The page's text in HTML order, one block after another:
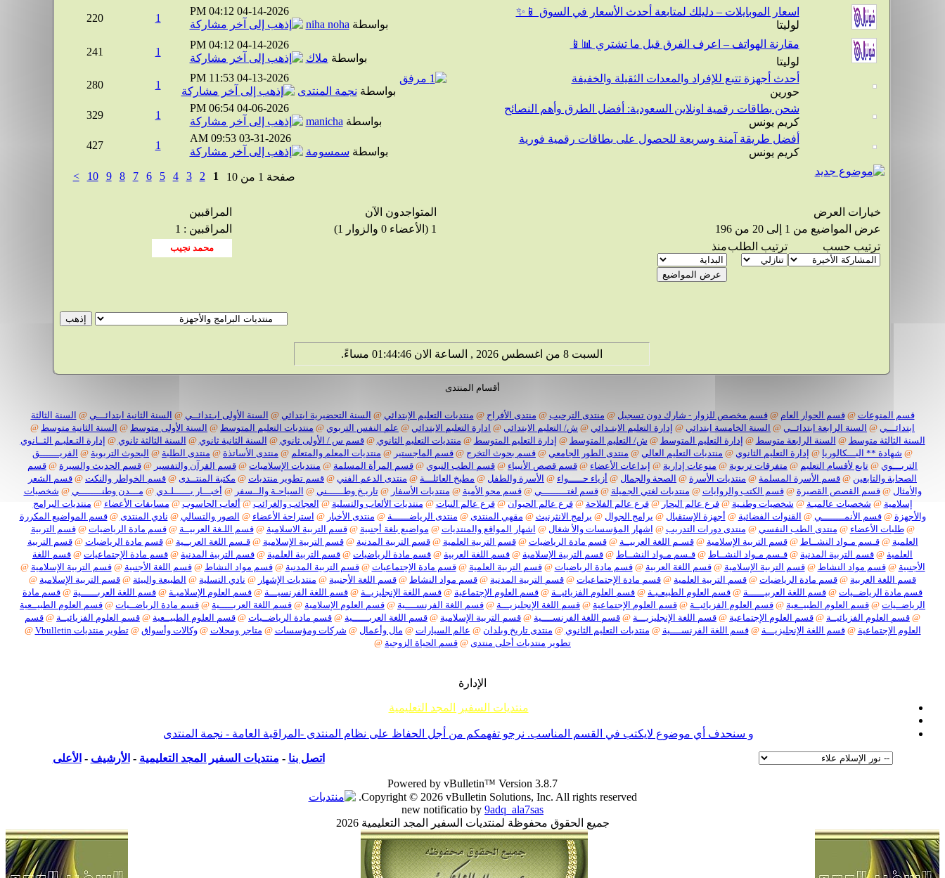
اسعار الموبايلات – دليلك لمتابعة أحدث الأسعار في السوق 📱✨
لوليتا
04-14-2026
04:12 PM
بواسطة niha noha
1
220
مقارنة الهواتف – اعرف الفرق قبل ما تشتري 📊📱
لوليتا
04-14-2026
04:12 PM
بواسطة ملاك
1
241
أحدث أجهزة تتبع للإفراد والمعدات الثقيلة والخفيفة
حورين
04-13-2026
11:53 PM
بواسطة نجمة المنتدى
1
280
شحن بطاقات رقمية اونلاين السعودية: أفضل الطرق وأهم النصائح
كريم يونس
04-06-2026
06:54 PM
بواسطة manicha
1
329
أفضل طريقة آمنة وسريعة للحصول على بطاقات رقمية فورية
كريم يونس
03-31-2026
09:53 AM
بواسطة سمسومة
1
427
صفحة 1 من 10 1
2
3
4
5
6
7
8
9
10
>
خيارات العرض المتواجدون الآن
المراقبين
عرض المواضيع من 1 إلى 20 من 196
1 (الأعضاء 0 والزوار 1)
المراقبين : 1
ترتيب حسب
ترتيب الطلبمنذ
السبت 8 من اغسطس 2026 , الساعة الان 01:44:47 مساءً.
أقسام المنتدى
قسم المنوعات @قسم الحوار العام @قسم مخصص للزوار - شارك دون تسجيل @ منتدى الترحيب @ منتدى الأفراح @ منتديات التعليم الإبتدائي @ السنة التحضيرية ابتدائي @ السنة الأولى ابـتدائــي @ السنة الثانية ابتدائـــي @ السنة الثالثة
ابتدائـــي @ السنة الرابعة ابتدائــي @ السنة الخامسة ابتدائي @ إدارة التعليم الابتـدائي @ ش/ التعليم الابتدائي @ ادارة التعليم الابتدائي @ علم النفس التربوي @ منتديات التعليم المتوسط @ السنة الأولى متوسط @ السنة الثانية متوسط @
السنة الثالثة متوسط @ السنة الرابعة متوسط @ إدارة التعليم المتوسط @ ش/ التعليم المتوسط @ إدارة التعليم المتوسط @ منتديات التعليم الثانوي @قسم س / الأولى ثانوي @ السنة الثانية ثانوي @ السنة الثالثة ثانوي @ إدارة التـعليـم الثــانوي
@ شهادة ** البـــكالوريا @ إدارة التعليم الثانوي @ منتديات التعليم العالي @ منتدى الطور الجامعي @ قسم بحوث التخرج @ قسم الماجستير @ منتديات المعلم والمتعلم @ منتدى الأساتذة @ منتدى الطلبة @ البحوث التربوية @ الفريـــــــق
التربـــوي @ تابع لأقسام التعليم @ متفرقات تربوية @ منوعات إدارية @ إبداعات الأعضاء @ قسم قصص الأنبياء @ قسم الطب النبوي @ قسم المرأة المسلمة @ منتديات الإسلاميات @ قسم القرآن والتفسير @ قسم الحديث والسيرة @ قسم
الصحابة والتابعين @ قسم الأسرة المسلمة @ منتديات الأسرة @ الصحة والجمال @ أزياء حـــــواء @ الأسرة والطفل @ مطبخ العائلـــة @ منتدى الدعم الفني @ قسم تطوير منتديات @ مكتبة المنتــدى @ قسم الخواطر والنكت @ قسم الشعر
والأمثال @قسم القصص القصيرة @قسم الكتب والروايات @ منتديات لغتي الجميلة @قسم لغتـــــــــي @قسم محو الأمية @ منتديات الأسفار @تاريـخ وطــــــني @ السياحـة والــسفر @ أخبـــار بــــــلـدي @ مـــدن وطنــــــــي @ شخصيات
إسلامية @ شخصيات عالميـة @ شخصيات وطنـية @فرع عالم البحار @فرع عالم الفلاحة @فرع عالم الحيوان @فرع عالم النبات @ منتديات الألعاب والتسلية @ العجائب والغرائب @ ألعاب الحاسوب @ مسابقات الأعضاء @ منتديات البرامج
والأجهزة @قسم الأنمــــــــي @ القنوات الفضائية @ أجهزة الإستقبال @ برامج الجوال @ برامج الانثرنيث @ مقهي المنتدى @ منتدى الرياضــــــة @ منتدى الأخبار @ استراحة الأعضاء @ الصور والتسالي @ نادي المنتدى @قسم المواضيع المكررة
@طلبات الأعضاء @ منتدى الطب النفسي @ منتدى دورات التدريب @ اشهار المؤسسات والأ شغال @ اشهار المواقع والمنتديات @ مواضيع بلغة أجنبية @قسم التربية الاسلامية @قسم اللـغة العربيــة @قسم مادة الرياضيات @قسم التربية
العلمية @قـسم مـواد النشــاط @قسم التربية الإسلامية @قسـم اللغة العربيــة @قسم مادة الرياضيات @قسم التربية العلمية @قسم التربية المدنية @قسم التربية الإسلامية @قـسم اللغة العربــية @قسم مادة الرياضيات @قسم التربية
العلمية @ قسم التربية المدنية @ قـسم مـواد النشــاط @ قـسم مـواد النشــاط @ قسم التربية الإسلامية @ قسم اللغة العربية @ قسم مادة الرياضيات @ قسم التربية العلمية @ قسم التربية المدنية @ قسم مادة الإجتماعيات @ قسم اللغة
الأجنبية @قسم مواد النشاط @قسم التربية الإسلامية @قسم اللغة العربية @قسم مادة الرياضيات @قسم التربية العلمية @قسم مادة الإجتماعيات @قسم التربية المدنية @قسم مواد النشاط @قسم اللغة الأجنبية @قسم التربية الإسلامية @
قسم اللغة العربية @ قسم مادة الرياضيات @ قسم التربية العلمية @ قسم مادة الإجتماعيات @ قسم التربية المدنية @ قسم مواد النشاط @ قسم اللغة الأجنبية @ منتديات الإشهار @ نادي التسلية @ الطبيعة والبيئة @ قسم التربية الإسلامية @
قسم مادة الرياضــيات @ قسم اللغة العربيــــــة @ قسم العلوم الطبيعـيـة @ قسم العلوم الفزيائيــة @ قسم العلوم الإجتماعية @ قسم اللغة الإنجليزيــة @ قسم اللغة الفرنسيـــة @ قسم العلوم الإسلاميـة @ قسم اللغة العربــــــية @ قسم مادة
الرياضــيات @ قسم العلوم الطبيــعية @ قسم العلوم الفزيائيــة @ قسم العلوم الإجتماعية @ قسم اللغة الإنجليزيـــة @ قسم اللغة الفرنســــية @ قسم العلوم الإسلامية @ قسم اللغة العربـــــية @ قسم مادة الرياضــيات @ قسم العلوم الطبيــعية
@ قسم العلوم الفزيائيــة @ قسم العلوم الإجتماعية @ قسم اللغة الإنجليزيـــة @ قسم اللغة الفرنســــية @ قسم التربية الإسلامية @ قسم اللغة العربــــــية @ قسم مادة الرياضــيات @ قسم العلوم الطبيــعية @ قسم العلوم الفزيائيــة @ قسم
العلوم الإجتماعية @قسم اللغة الإنجليزيـــة @قسم اللغة الفرنســــية @ منتديات التعليم الثانوي @ منتدى تاريخ وبلدان @ عالم السيارات @ مال وأعمال @ شركات ومؤسسات @ متاجر ومحلات @وكالات وأسواق @تطوير منتديات Vbulletin
@
تطوير منتديات أحلى منتدى @ قسم الحياة الزوجية @
الإدارة
منتديات السفير المجد التعليمية
و سنحدف أي موضوع لايكتب في القسم المناسب. نرجو تفهمكم من أجل الحفاظ على نظام المنتدى -المراقبة العامة - نجمة المنتدى
اتصل بنا - منتديات السفير المجد التعليمية - الأرشيف - الأعلى
Powered by vBulletin™ Version 3.8.7
Copyright © 2026 vBulletin Solutions, Inc. All rights reserved.
new notificatio by 9adq_ala7sas
جميع الحقوق محفوظة لمنتديات السفير المجد التعليمية 2026